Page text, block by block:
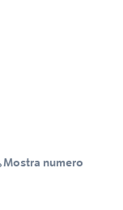
Mostra numero